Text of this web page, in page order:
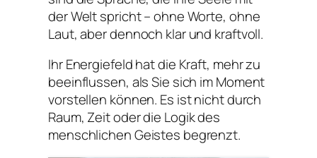
der Welt spricht – ohne Worte, ohne
Laut, aber dennoch klar und kraftvoll.
Ihr Energiefeld hat die Kraft, mehr zu
beeinflussen, als Sie sich im Moment
vorstellen können. Es ist nicht durch
Raum, Zeit oder die Logik des
menschlichen Geistes begrenzt.